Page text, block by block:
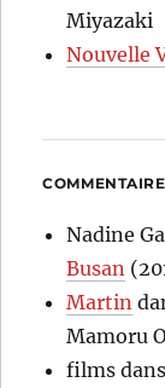
Miyazaki
Nouvelle
Nadine
Busan
Martin
Mamoru
films dans